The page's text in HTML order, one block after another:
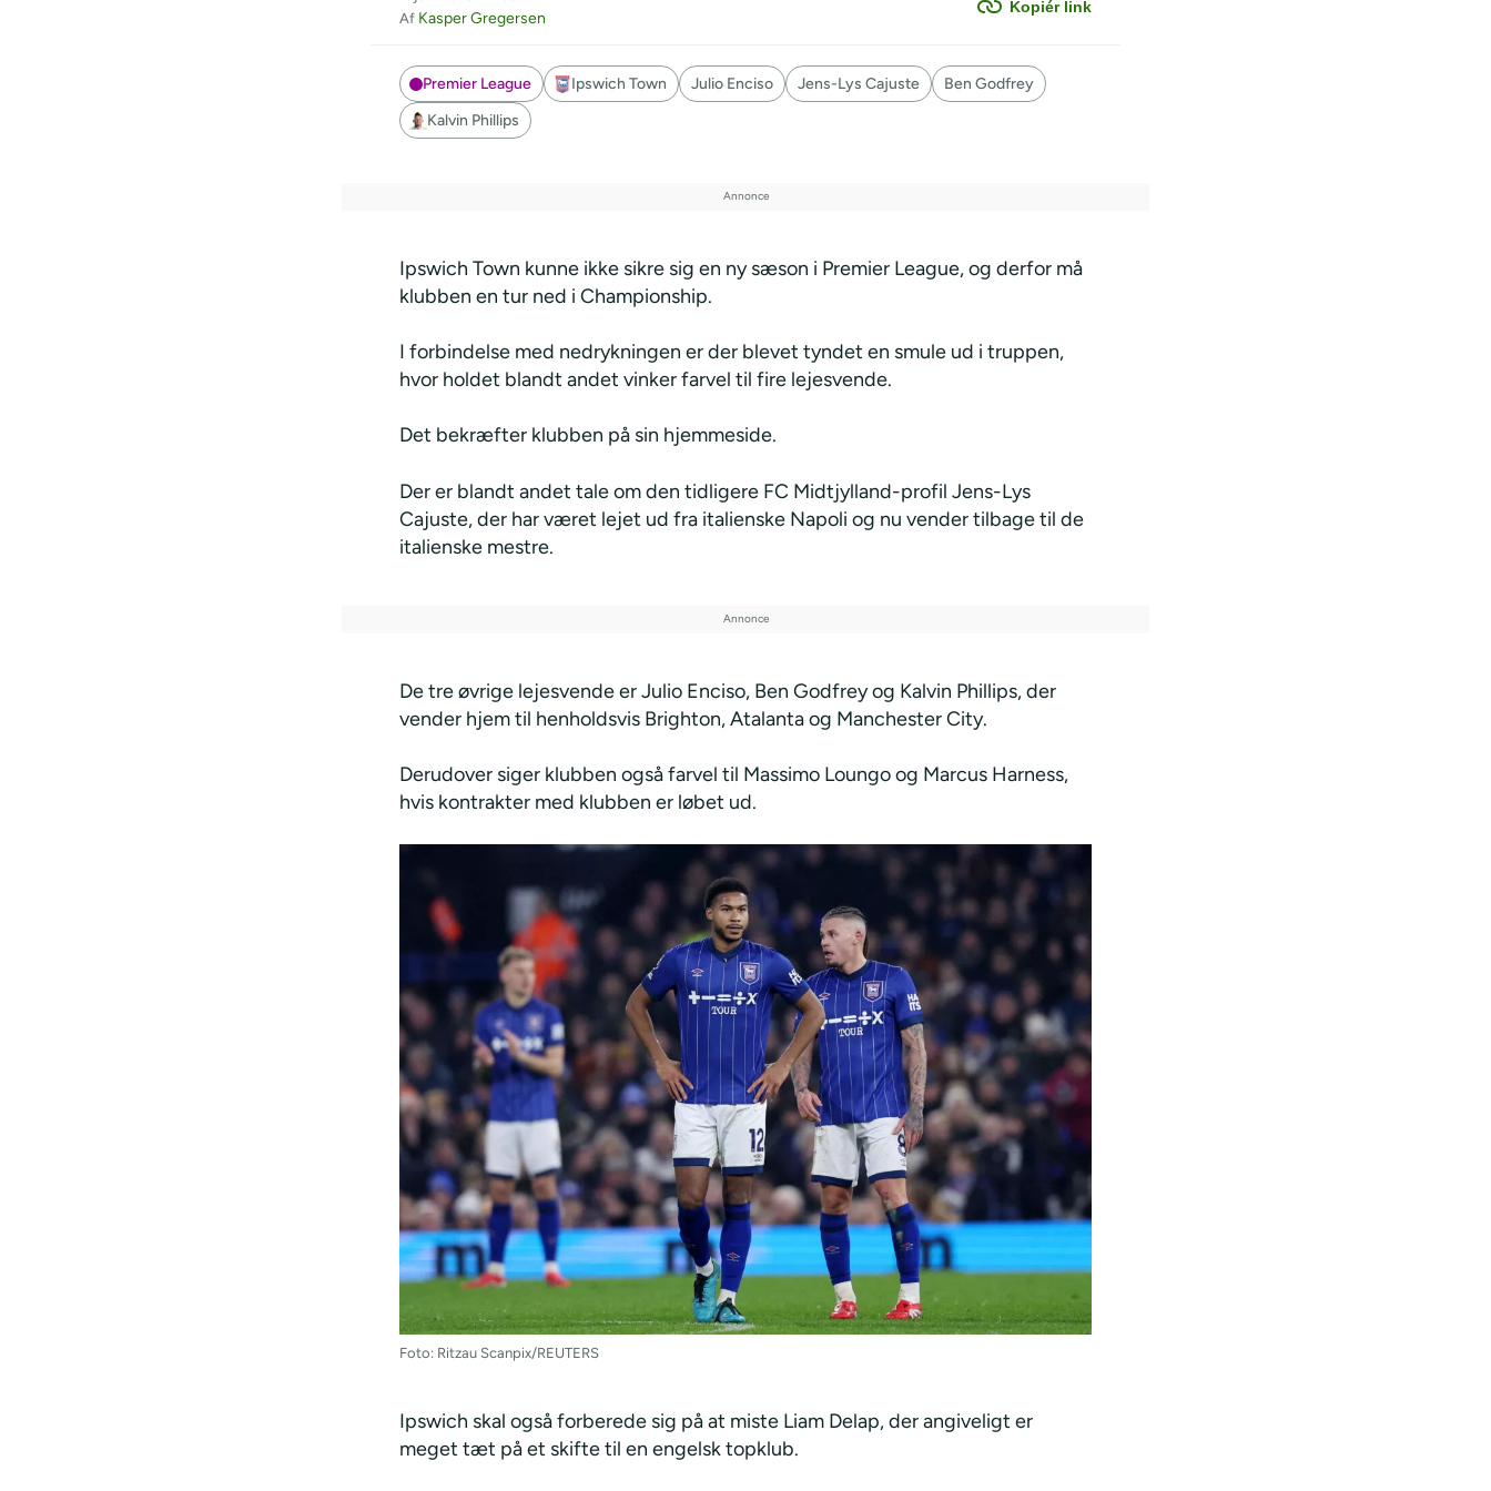
Kopiér link
Af Kasper Gregersen
Premier League Ipswich Town Julio Enciso Jens-Lys Cajuste
Ben Godfrey
Kalvin Phillips
Ipswich Town kunne ikke sikre sig en ny sæson i Premier League, og derfor må
klubben en tur ned i Championship.
I forbindelse med nedrykningen er der blevet tyndet en smule ud i truppen,
hvor holdet blandt andet vinker farvel til fire lejesvende.
Det bekræfter klubben på sin hjemmeside.
Der er blandt andet tale om den tidligere FC Midtjylland-profil Jens-Lys
Cajuste, der har været lejet ud fra italienske Napoli og nu vender tilbage til de
italienske mestre.
De tre øvrige lejesvende er Julio Enciso, Ben Godfrey og Kalvin Phillips, der
vender hjem til henholdsvis Brighton, Atalanta og Manchester City.
Derudover siger klubben også farvel til Massimo Loungo og Marcus Harness,
hvis kontrakter med klubben er løbet ud.
Foto: Ritzau Scanpix/REUTERS
Ipswich skal også forberede sig på at miste Liam Delap, der angiveligt er
meget tæt på et skifte til en engelsk topklub.